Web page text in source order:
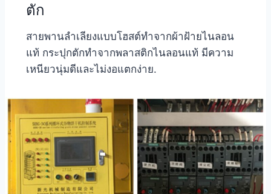
ตัก
สายพานลำเลียงแบบโฮสต์ทำจากผ้าฝ้ายไนลอน
แท้ กระปุกตักทำจากพลาสติกไนลอนแท้ มีความ
เหนียวนุ่มดีและไม่งอแตกง่าย.